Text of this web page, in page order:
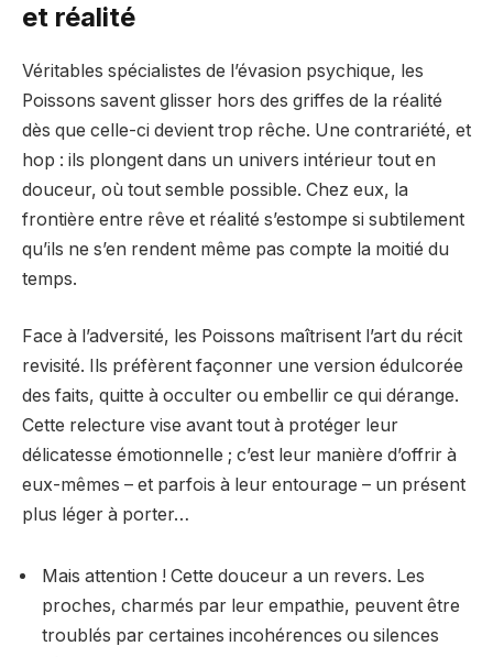
et réalité
Véritables spécialistes de l’évasion psychique, les
Poissons savent glisser hors des griffes de la réalité
dès que celle-ci devient trop rêche. Une contrariété, et
hop : ils plongent dans un univers intérieur tout en
douceur, où tout semble possible. Chez eux, la
frontière entre rêve et réalité s’estompe si subtilement
qu’ils ne s’en rendent même pas compte la moitié du
temps.
Face à l’adversité, les Poissons maîtrisent l’art du récit
revisité. Ils préfèrent façonner une version édulcorée
des faits, quitte à occulter ou embellir ce qui dérange.
Cette relecture vise avant tout à protéger leur
délicatesse émotionnelle ; c’est leur manière d’offrir à
eux-mêmes – et parfois à leur entourage – un présent
plus léger à porter…
Mais attention ! Cette douceur a un revers. Les
proches, charmés par leur empathie, peuvent être
troublés par certaines incohérences ou silences